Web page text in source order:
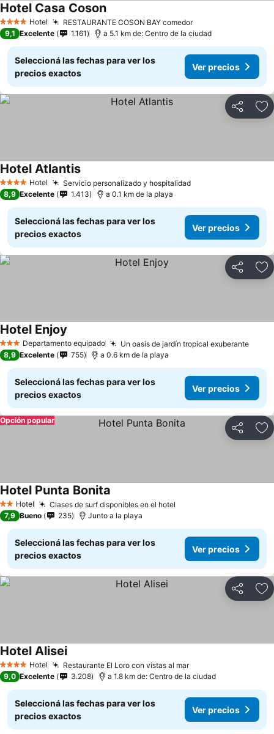
4 EstrellasHotel RESTAURANTE COSON BAY comedor
Hotel Casa Coson
9,1 Excelente 1.161 a 5.1 km de: Centro de la ciudad
Seleccioná las fechas para ver los
precios exactos
Ver precios
Compartir
4 EstrellasHotel Servicio personalizado y hospitalidad
Hotel Atlantis
8,9 Excelente 1.413 a 0.1 km de la playa
Seleccioná las fechas para ver los
precios exactos
Ver precios
Compartir
3 EstrellasDepartamento equipado Un oasis de jardín tropical exuberante
Hotel Enjoy
8,9 Excelente 755 a 0.6 km de la playa
Seleccioná las fechas para ver los
precios exactos
Ver precios
Compartir
Opción popular
2 Estrellas
Hotel Clases de surf disponibles en el hotel
Hotel Punta Bonita
7,9 Bueno 235 Junto a la playa
Seleccioná las fechas para ver los
precios exactos
Ver precios
Compartir
4 EstrellasHotel Restaurante El Loro con vistas al mar
Hotel Alisei
9,0 Excelente 3.208 a 1.8 km de: Centro de la ciudad
Seleccioná las fechas para ver los
precios exactos
Ver precios